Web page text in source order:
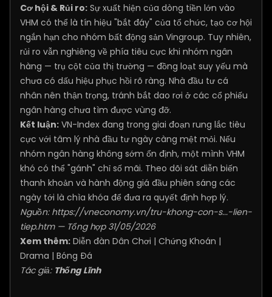
Cơ hội & Rủi ro: Sự xuất hiện của dòng tiền lớn vào
VHM có thể là tín hiệu "bắt đáy" của tổ chức, tạo cơ hội
ngắn hạn cho nhóm bất động sản Vingroup. Tuy nhiên,
rủi ro vẫn nghiêng về phía tiêu cực khi nhóm ngân
hàng — trụ cột của thị trường — đồng loạt suy yếu mà
chưa có dấu hiệu phục hồi rõ ràng. Nhà đầu tư cá
nhân nên thận trọng, tránh bắt dao rơi ở các cổ phiếu
ngân hàng chưa tìm được vùng đỡ.
Kết luận: VN-Index đang trong giai đoạn rung lắc tiêu
cực với tâm lý nhà đầu tư ngày càng mệt mỏi. Nếu
nhóm ngân hàng không sớm ổn định, một mình VHM
khó có thể "gánh" chỉ số mãi. Theo dõi sát diễn biến
thanh khoản và hành động giá đầu phiên sáng các
ngày tới là chìa khóa để đưa ra quyết định hợp lý.
Nguồn: https://vneconomy.vn/tru-khong-con-s...-lien-
tiep.htm— Tổng hợp 31/05/2026
Xem thêm: Diễn đàn Dân Chơi | Chứng Khoán |
Drama | Bóng Đá
Tác giả: Thống Lĩnh